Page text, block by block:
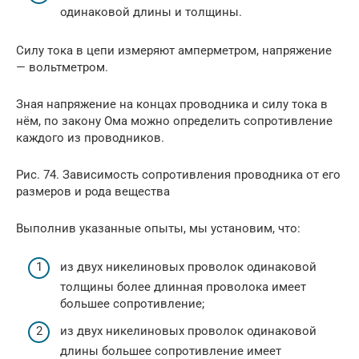
одинаковой длины и толщины.
Силу тока в цепи измеряют амперметром, напряжение
— вольтметром.
Зная напряжение на концах проводника и силу тока в
нём, по закону Ома можно определить сопротивление
каждого из проводников.
Рис. 74. Зависимость сопротивления проводника от его
размеров и рода вещества
Выполнив указанные опыты, мы установим, что:
из двух никелиновых проволок одинаковой
толщины более длинная проволока имеет
большее сопротивление;
из двух никелиновых проволок одинаковой
длины большее сопротивление имеет